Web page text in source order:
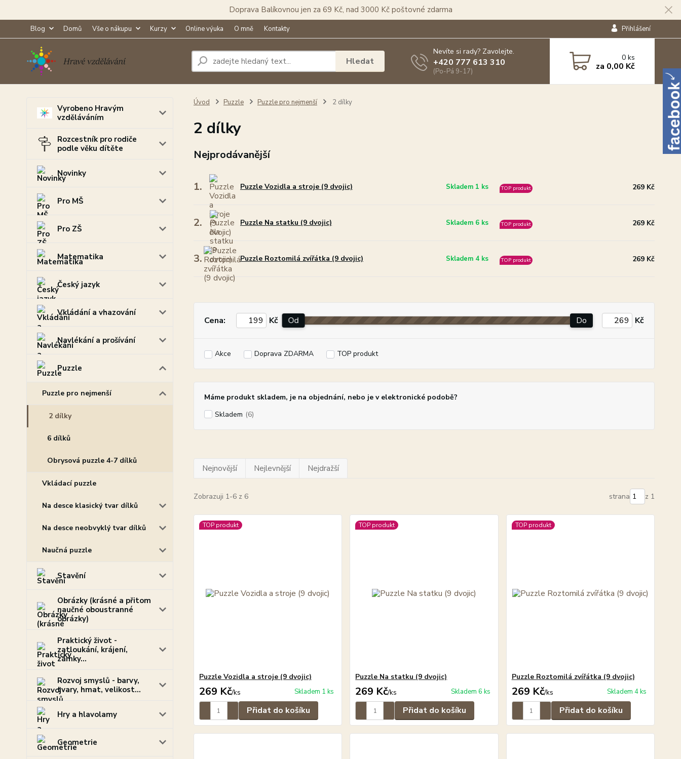
Doprava Balíkovnou jen za 69 Kč, nad 3000 Kč poštovné zdarma
Blog Domů Vše o nákupu Kurzy Online výuka O mně Kontakty Přihlášení
Hledat
Nevíte si rady? Zavolejte.
+420 777 613 310
(Po-Pá 9-17)
0ks
za 0,00 Kč
Vyrobeno Hravým
vzděláváním
Rozcestník pro rodiče
podle věku dítěte
Novinky
Pro MŠ
Pro ZŠ
Matematika
Český jazyk
Vkládání a vhazování
Navlékání a prošívání
Puzzle
Puzzle pro nejmenší
2 dílky
6 dílků
Obrysová puzzle 4-7 dílků
Vkládací puzzle
Na desce klasický tvar dílků
Na desce neobvyklý tvar dílků
Naučná puzzle
Stavění
Obrázky (krásné a přitom
naučné oboustranné
obrázky)
Praktický život -
zatloukání, krájení,
zámky...
Rozvoj smyslů - barvy,
tvary, hmat, velikost...
Hry a hlavolamy
Geometrie
Úvod Puzzle Puzzle pro nejmenší 2 dílky
2 dílky
Nejprodávanější
1. Puzzle Vozidla a stroje (9 dvojic) Skladem 1 ks TOP produkt 269 Kč
2. Puzzle Na statku (9 dvojic) Skladem 6 ks TOP produkt 269 Kč
3. Puzzle Roztomilá zvířátka (9 dvojic) Skladem 4 ks TOP produkt 269 Kč
Cena: Kč Od Do Kč
Akce Doprava ZDARMA TOP produkt
Máme produkt skladem, je na objednání, nebo je v elektronické podobě?
Skladem (6)
Nejnovější Nejlevnější Nejdražší
Zobrazuji 1-6 z 6 strana z 1
TOP produkt
Puzzle Vozidla a stroje (9 dvojic)
269 Kč/ks Skladem 1 ks
Přidat do košíku
TOP produkt
Puzzle Na statku (9 dvojic)
269 Kč/ks Skladem 6 ks
Přidat do košíku
TOP produkt
Puzzle Roztomilá zvířátka (9 dvojic)
269 Kč/ks Skladem 4 ks
Přidat do košíku